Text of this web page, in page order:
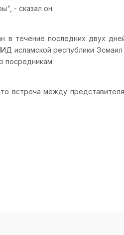
- сказал он.
течение последних двух
республики Эсмаил
посредникам.
встреча между